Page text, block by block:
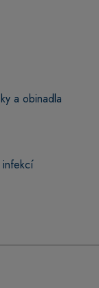
a obinadla
infekcí